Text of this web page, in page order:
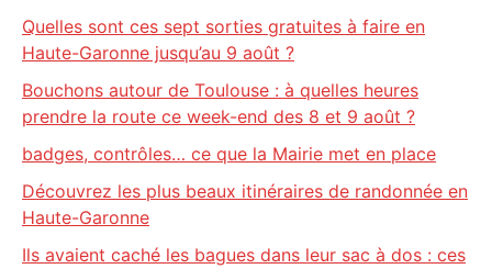
Quelles sont ces sept sorties gratuites à faire en
Haute-Garonne jusqu’au 9 août ?
Bouchons autour de Toulouse : à quelles heures
prendre la route ce week-end des 8 et 9 août ?
badges, contrôles… ce que la Mairie met en place
Découvrez les plus beaux itinéraires de randonnée en
Haute-Garonne
Ils avaient caché les bagues dans leur sac à dos : ces